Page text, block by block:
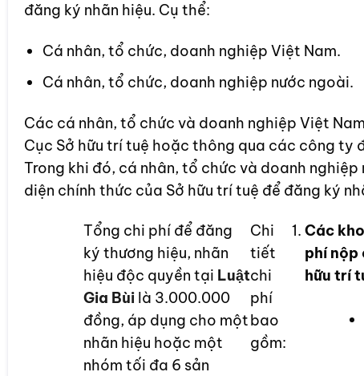
đăng ký nhãn hiệu. Cụ thể:
Cá nhân, tổ chức, doanh nghiệp Việt Nam.
Cá nhân, tổ chức, doanh nghiệp nước ngoài.
Các cá nhân, tổ chức và doanh nghiệp Việt
Cục Sở hữu trí tuệ hoặc thông qua các công ty
Trong khi đó, cá nhân, tổ chức và doanh
diện chính thức của Sở hữu trí tuệ để đăng ký
Tổng chi phí để đăng
ký thương hiệu, nhãn
hiệu độc quyền tại Luật
Gia Bùilà 3.000.000
đồng, áp dụng cho một
nhãn hiệu hoặc một
nhóm tối đa 6 sản
Chi
tiết
chi
phí
bao
gồm:
Các
phí nộp
hữu trí